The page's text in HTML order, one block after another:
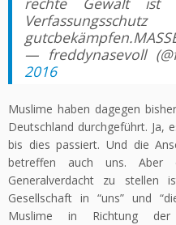
Verfassungsschutz
— freddynasevoll
2016
Muslime haben dagegen
Deutschland durchgeführt. Ja,
bis dies passiert. Und die
betreffen auch uns. Aber
Generalverdacht zu stellen
Gesellschaft in “uns” und
Muslime in Richtung der